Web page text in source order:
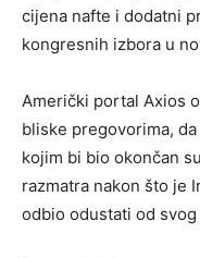
cijena nafte i dodatni
kongresnih izbora u
Američki portal Axios
bliske pregovorima,
kojim bi bio okončan
razmatra nakon što je
odbio odustati od